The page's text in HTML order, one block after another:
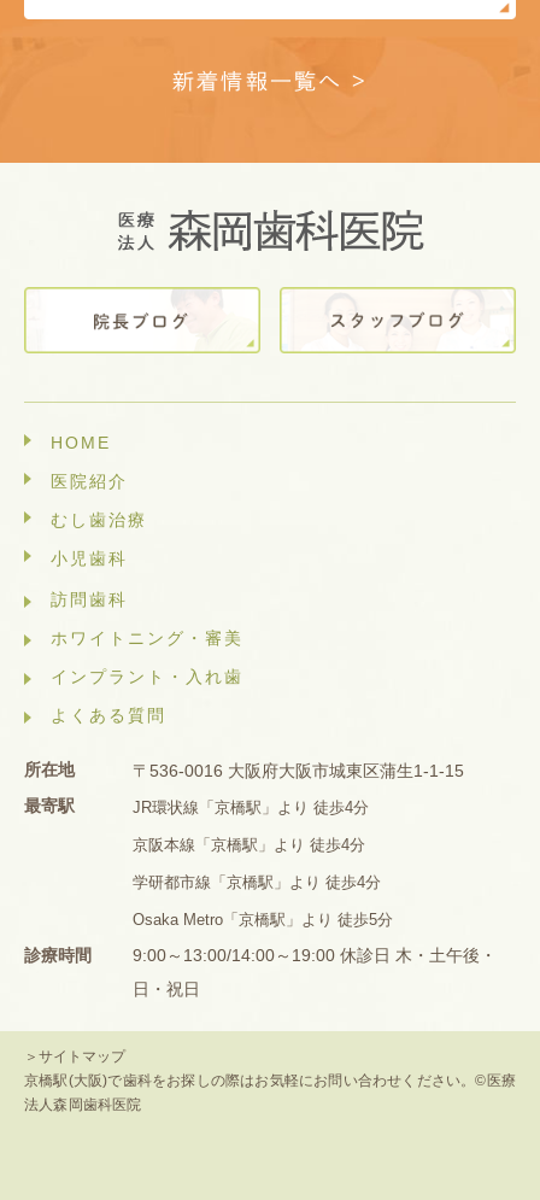
新着情報一覧へ >
HOME
医院紹介
むし歯治療
小児歯科
訪問歯科
ホワイトニング・審美
インプラント・入れ歯
よくある質問
所在地
〒536-0016 大阪府大阪市城東区蒲生1-1-15
最寄駅
JR環状線「京橋駅」より 徒歩4分
京阪本線「京橋駅」より 徒歩4分
学研都市線「京橋駅」より 徒歩4分
Osaka Metro「京橋駅」より 徒歩5分
診療時間
9:00～13:00/14:00～19:00 休診日 木・土午後・
日・祝日
＞サイトマップ
京橋駅(大阪)で歯科をお探しの際はお気軽にお問い合わせください。©医療
法人森岡歯科医院